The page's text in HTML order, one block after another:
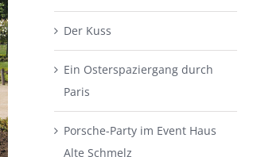
Der Kuss
Ein Osterspaziergang durch
Paris
Porsche-Party im Event Haus
Alte Schmelz